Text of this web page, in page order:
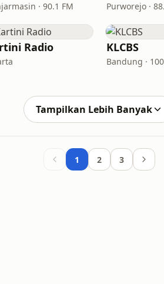
· 90.1 FM Purworejo ·
Radio KLCBS
Bandung ·
Tampilkan Lebih Banyak
1 2 3